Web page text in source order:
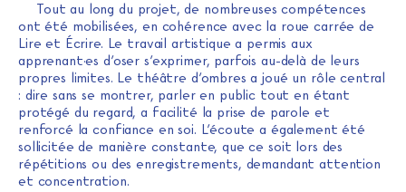
Tout au long du projet, de nombreuses compétences
ont été mobilisées, en cohérence avec la roue carrée de
Lire et Écrire. Le travail artistique a permis aux
apprenant·es d’oser s’exprimer, parfois au-delà de leurs
propres limites. Le théâtre d’ombres a joué un rôle central
: dire sans se montrer, parler en public tout en étant
protégé du regard, a facilité la prise de parole et
renforcé la confiance en soi. L’écoute a également été
sollicitée de manière constante, que ce soit lors des
répétitions ou des enregistrements, demandant attention
et concentration.